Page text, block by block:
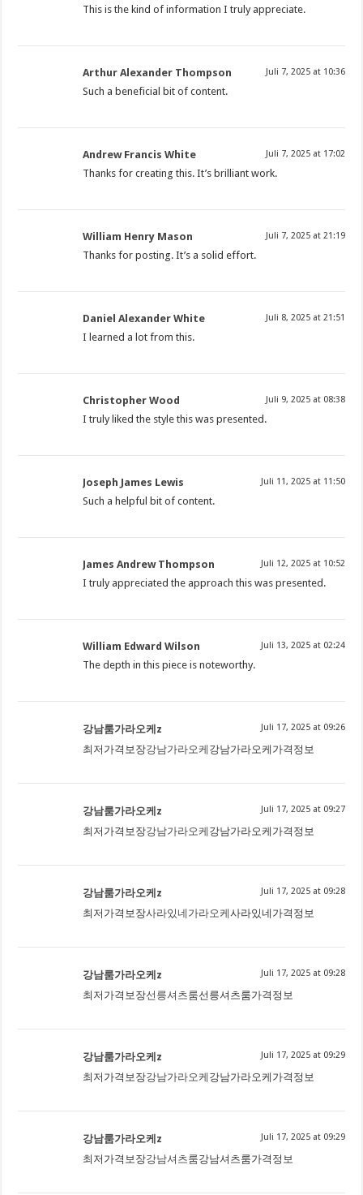
This is the kind of information I truly appreciate.
Arthur Alexander Thompson Juli 7, 2025 at 10:36
Such a beneficial bit of content.
Andrew Francis White Juli 7, 2025 at 17:02
Thanks for creating this. It’s brilliant work.
William Henry Mason Juli 7, 2025 at 21:19
Thanks for posting. It’s a solid effort.
Daniel Alexander White Juli 8, 2025 at 21:51
I learned a lot from this.
Christopher Wood Juli 9, 2025 at 08:38
I truly liked the style this was presented.
Joseph James Lewis Juli 11, 2025 at 11:50
Such a helpful bit of content.
James Andrew Thompson Juli 12, 2025 at 10:52
I truly appreciated the approach this was presented.
William Edward Wilson Juli 13, 2025 at 02:24
The depth in this piece is noteworthy.
강남룸가라오케z Juli 17, 2025 at 09:26
최저가격보장강남가라오케 강남가라오케가격정보
강남룸가라오케z Juli 17, 2025 at 09:27
최저가격보장강남가라오케 강남가라오케가격정보
강남룸가라오케z Juli 17, 2025 at 09:28
최저가격보장사라있네가라오케사라있네가격정보
강남룸가라오케z Juli 17, 2025 at 09:28
최저가격보장선릉셔츠룸선릉셔츠룸가격정보
강남룸가라오케z Juli 17, 2025 at 09:29
최저가격보장강남가라오케 강남가라오케가격정보
강남룸가라오케z Juli 17, 2025 at 09:29
최저가격보장강남셔츠룸강남셔츠룸가격정보